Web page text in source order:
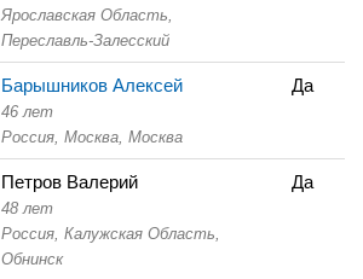
Ярославская Область,
Переславль-Залесский
Барышников Алексей
46 лет
Россия, Москва, Москва
Да
Петров Валерий
48 лет
Россия, Калужская Область,
Обнинск
Да